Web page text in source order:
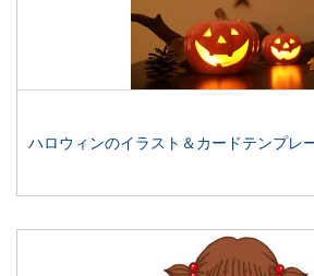
ハロウィンのイラスト＆カードテンプレ